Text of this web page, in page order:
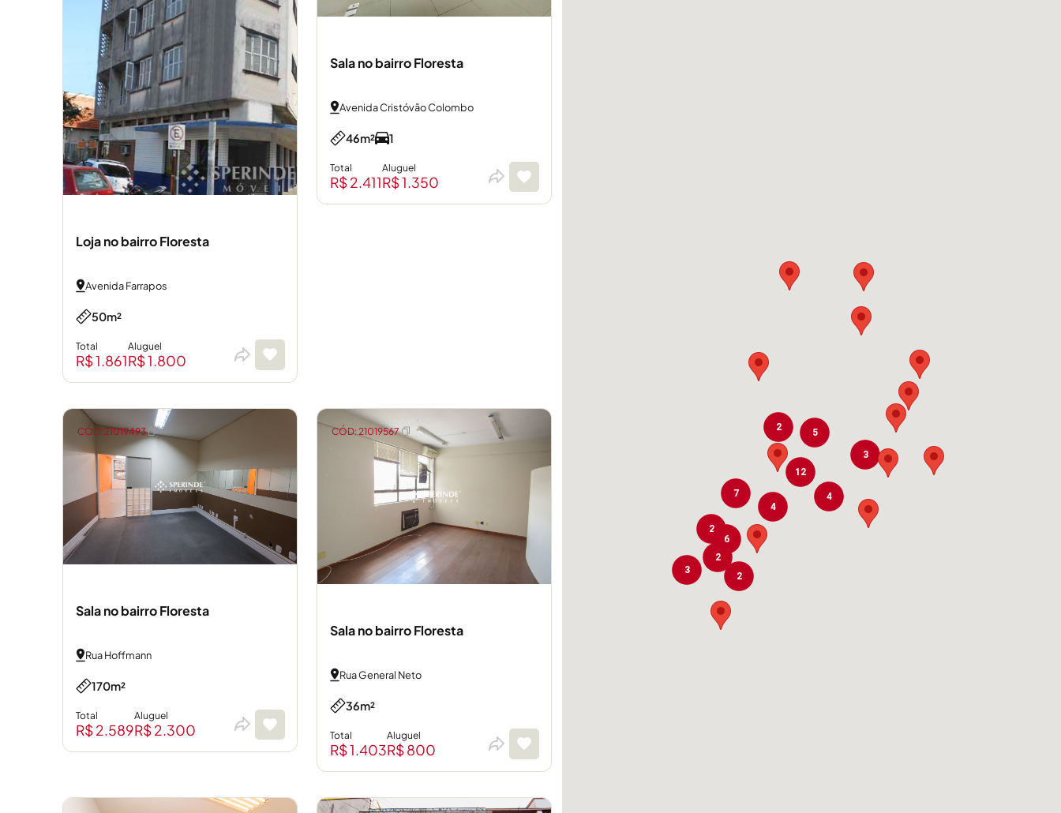
7
5
12
4
4
6
2
3
2
3
2
2
Loja no bairro Floresta
Avenida Farrapos
50m²
Total
R$ 1.861
Aluguel
R$ 1.800
Sala no bairro Floresta
Avenida Cristóvão Colombo
46m² 1
Total
R$ 2.411
Aluguel
R$ 1.350
Sala no bairro Floresta
Rua Hoffmann
170m²
Total
R$ 2.589
Aluguel
R$ 2.300
CÓD: 21019493
Sala no bairro Floresta
Rua General Neto
36m²
Total
R$ 1.403
Aluguel
R$ 800
CÓD: 21019567